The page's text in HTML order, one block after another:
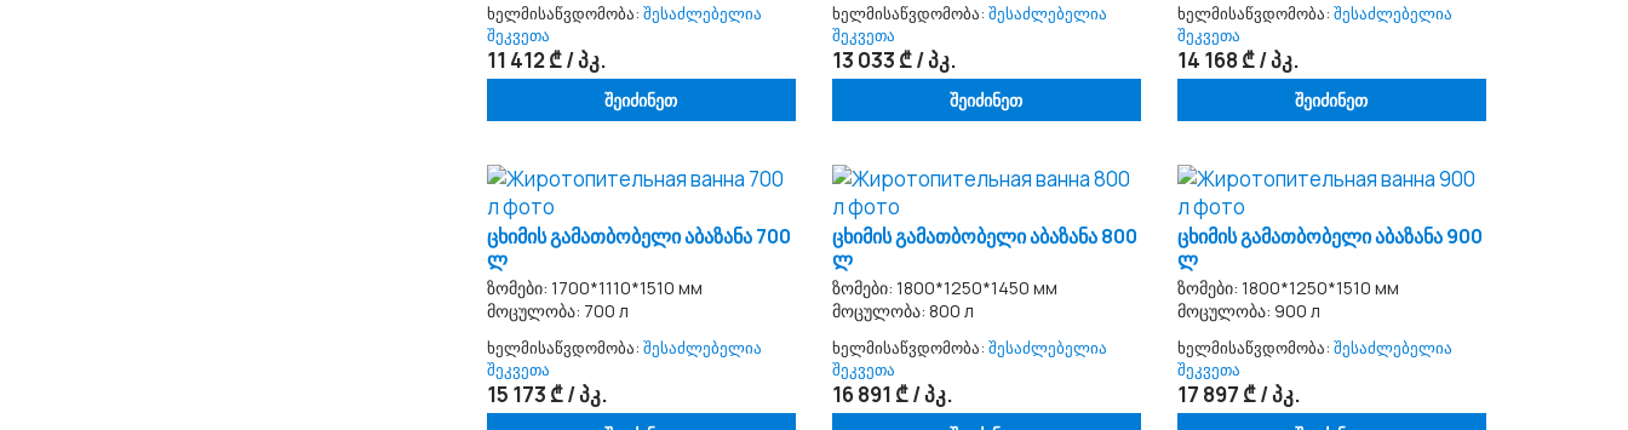
ხელმისაწვდომობა: შესაძლებელია
შეკვეთა
11 412 ₾ / პკ.
შეიძინეთ
ხელმისაწვდომობა: შესაძლებელია
შეკვეთა
13 033 ₾ / პკ.
შეიძინეთ
ხელმისაწვდომობა: შესაძლებელია
შეკვეთა
14 168 ₾ / პკ.
შეიძინეთ
ცხიმის გამათბობელი აბაზანა 700
ლ
ზომები: 1700*1110*1510 мм
მოცულობა: 700 л
ხელმისაწვდომობა: შესაძლებელია
შეკვეთა
15 173 ₾ / პკ.
ცხიმის გამათბობელი აბაზანა 800
ლ
ზომები: 1800*1250*1450 мм
მოცულობა: 800 л
ხელმისაწვდომობა: შესაძლებელია
შეკვეთა
16 891 ₾ / პკ.
ცხიმის გამათბობელი აბაზანა 900
ლ
ზომები: 1800*1250*1510 мм
მოცულობა: 900 л
ხელმისაწვდომობა: შესაძლებელია
შეკვეთა
17 897 ₾ / პკ.